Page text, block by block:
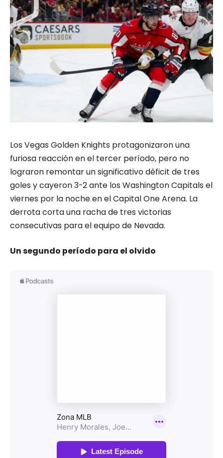
Los Vegas Golden Knights protagonizaron una
furiosa reacción en el tercer período, pero no
lograron remontar un significativo déficit de tres
goles y cayeron 3-2 ante los Washington Capitals el
viernes por la noche en el Capital One Arena. La
derrota corta una racha de tres victorias
consecutivas para el equipo de Nevada.
Un segundo período para el olvido